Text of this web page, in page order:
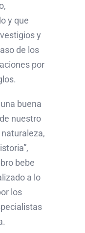
y que
y
de los
por
buena
nuestro
bebe
a lo
los